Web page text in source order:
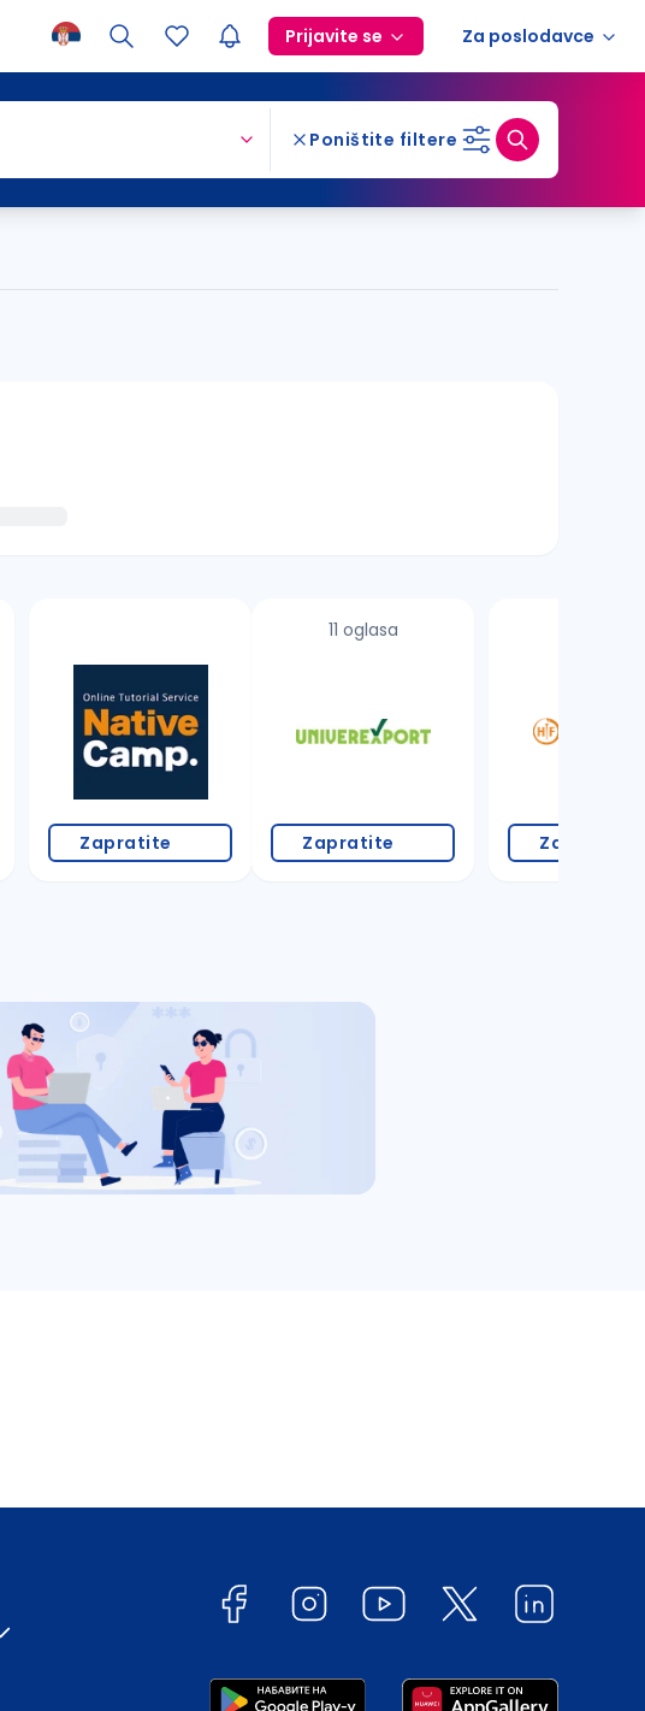
Prijavite se Za poslodavce
Poništite filtere
Zapratite
11 oglasa
Zapratite Zapratite